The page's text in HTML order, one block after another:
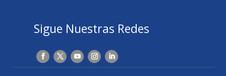
Sigue Nuestras Redes